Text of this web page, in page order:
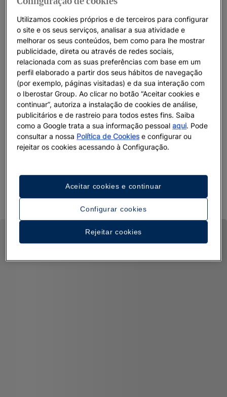
Utilizamos cookies próprios e de terceiros para configurar
o site e os seus serviços, analisar a sua atividade e
melhorar os seus conteúdos, bem como para lhe mostrar
publicidade, direta ou através de redes sociais,
relacionada com as suas preferências com base em um
perfil elaborado a partir dos seus hábitos de navegação
(por exemplo, páginas visitadas) e da sua interação com
o Iberostar Group. Ao clicar no botão “Aceitar cookies e
continuar”, autoriza a instalação de cookies de análise,
publicitários e de rastreio para todos estes fins. Saiba
como a Google trata a sua informação pessoalaqui. Pode
consultar a nossa Política de Cookiese configurar ou
rejeitar os cookies acessando à Configuração.
Configurar cookies
Rejeitar cookies
Aceitar cookies e continuar